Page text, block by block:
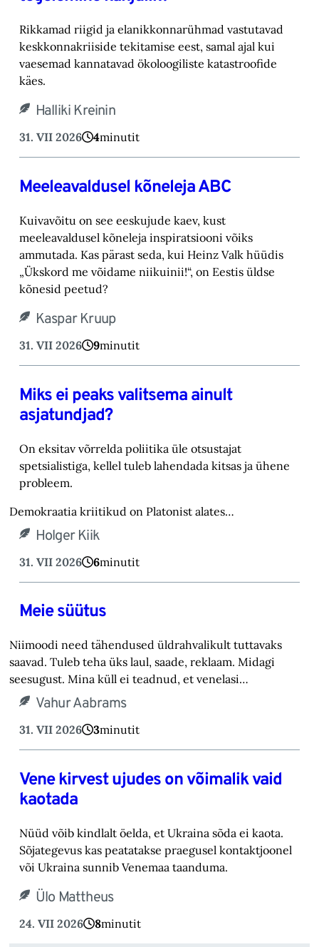
Rikkamad riigid ja elanikkonnarühmad vastutavad
keskkonnakriiside tekitamise eest, samal ajal kui
vaesemad kannatavad ökoloogiliste katastroofide
käes.
Halliki Kreinin
31. VII 2026 4minutit
Meeleavaldusel kõneleja ABC
Kuivavõitu on see eeskujude kaev, kust
meeleavaldusel kõneleja inspiratsiooni võiks
ammutada. Kas pärast seda, kui Heinz Valk hüüdis
„Ükskord me võidame niikuinii!“, on Eestis üldse
kõnesid peetud?
Kaspar Kruup
31. VII 2026 9minutit
Miks ei peaks valitsema ainult
asjatundjad?
On eksitav võrrelda poliitika üle otsustajat
spetsialistiga, kellel tuleb lahendada kitsas ja ühene
probleem.
Demokraatia kriitikud on Platonist alates…
Holger Kiik
31. VII 2026 6minutit
Meie süütus
Niimoodi need tähendused üldrahvalikult tuttavaks
saavad. Tuleb teha üks laul, saade, reklaam. Midagi
seesugust. Mina küll ei teadnud, et venelasi…
Vahur Aabrams
31. VII 2026 3minutit
Vene kirvest ujudes on võimalik vaid
kaotada
Nüüd võib kindlalt öelda, et Ukraina sõda ei kaota.
Sõjategevus kas peatatakse praegusel kontaktjoonel
või Ukraina sunnib Venemaa taanduma.
Ülo Mattheus
24. VII 2026 8minutit